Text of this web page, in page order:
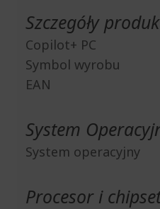
Szczegóły
Copilot+ PC
Symbol wyrobu
EAN
System
System operacyjny
Procesor i